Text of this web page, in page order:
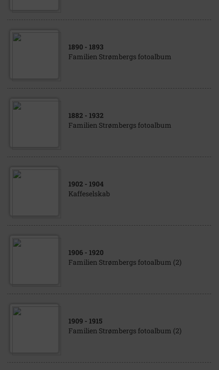
1890 - 1893
Familien Strømbergs fotoalbum
1882 - 1932
Familien Strømbergs fotoalbum
1902 - 1904
Kaffeselskab
1906 - 1920
Familien Strømbergs fotoalbum (2)
1909 - 1915
Familien Strømbergs fotoalbum (2)